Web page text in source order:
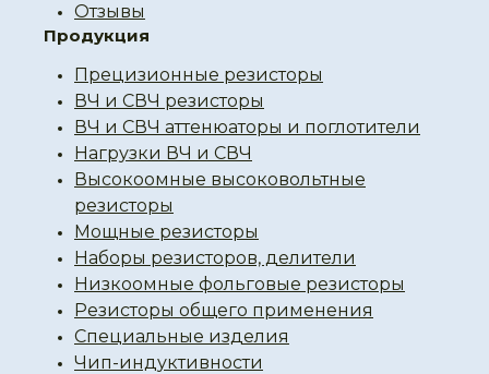
Отзывы
Продукция
Прецизионные резисторы
ВЧ и СВЧ резисторы
ВЧ и СВЧ аттенюаторы и поглотители
Нагрузки ВЧ и СВЧ
Высокоомные высоковольтные
резисторы
Мощные резисторы
Наборы резисторов, делители
Низкоомные фольговые резисторы
Резисторы общего применения
Специальные изделия
Чип-индуктивности